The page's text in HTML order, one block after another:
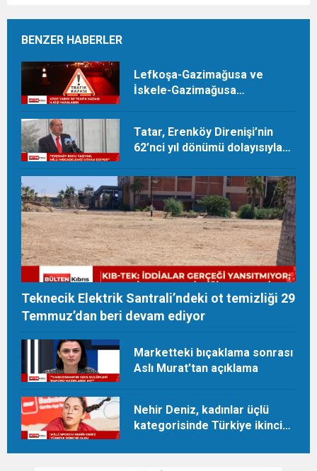
BENZER HABERLER
Lefkoşa-Gazimağusa ve
İskele-Gazimağusa
Tatar, Erenköy Direnişi’nin
62’nci yıl dönümü dolayısıyla
Teknecik Elektrik Santrali’ndeki ot temizliği 29
Temmuz’dan beri devam ediyor
Marketteki bıçaklama sonrası
Aslı Murat’tan açıklama
Nehir Deniz, kadınlar üçlü
kategorisinde Türkiye ikincisi